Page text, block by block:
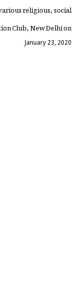
religious, social
Club, New Delhi on
January 23, 2020